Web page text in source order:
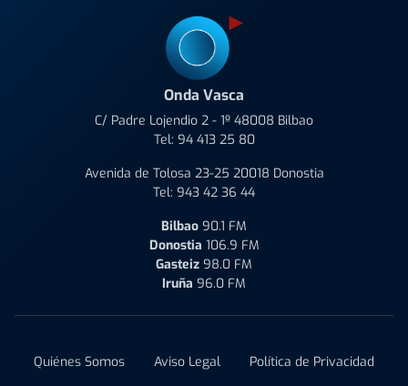
Onda Vasca
C/ Padre Lojendio 2 - 1º 48008 Bilbao
Tel: 94 413 25 80
Avenida de Tolosa 23-25 20018 Donostia
Tel: 943 42 36 44
Bilbao 90.1 FM
Donostia 106.9 FM
Gasteiz 98.0 FM
Iruña 96.0 FM
Quiénes Somos Aviso Legal
Política de Privacidad